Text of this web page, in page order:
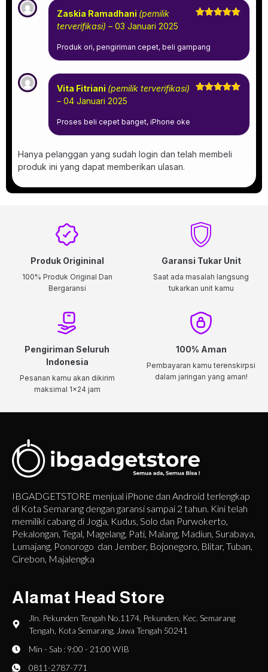
Zaskia Ramadhani (pemilik
terverifikasi) – 03 Januari 2025
Produk ori, pengiriman cepet, beli gampang
Vita Fitriani (pemilik terverifikasi)
– 04 Januari 2025
Proses beli cepet banget, iPhone oke
Hanya pelanggan yang sudah login dan telah membeli
produk ini yang dapat memberikan ulasan.
Produk Origininal
100% Produk Original Dan
Bergaransi
Garansi Tukar Unit
Saat ada masalah langsung
tukarkan unit kamu
Pengiriman Seluruh
Indonesia
Pesanan kamu akan dikirim
maksimal 1x24 jam
100% Aman
Pembayaran kamu terenskirpsi
dalam jaringan yang aman!
IBGADGETSTORE menjual iPhone dan Android terlengkap
di Kota Semarang dengan garansi sampai 2 tahun. Kini telah
memiliki cabang di Jogja, Kudus, Solo dan Purwokerto,
Pekalongan, Tegal, Magelang, Pati, Malang, Madiun, Surabaya,
Lumajang, Ponorogo dan Jember, Bojonegoro, Blitar, Tuban,
Cirebon, Majalengka
Alamat Head Store
Jln. Pekunden Tengah No.1174, Pekunden, Kec. Semarang
Tengah, Kota Semarang, Jawa Tengah 50241
Min - Sab : 9:00 - 21:00 WIB
0811-2787-771